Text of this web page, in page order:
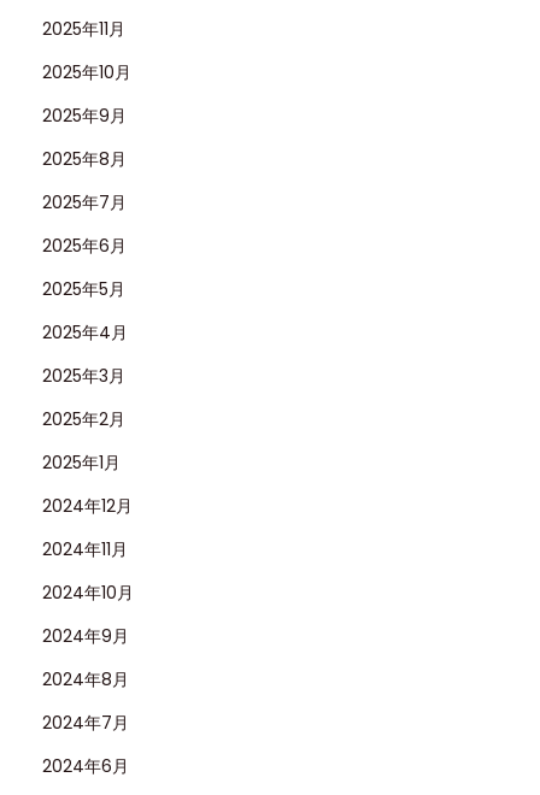
2025年11月
2025年10月
2025年9月
2025年8月
2025年7月
2025年6月
2025年5月
2025年4月
2025年3月
2025年2月
2025年1月
2024年12月
2024年11月
2024年10月
2024年9月
2024年8月
2024年7月
2024年6月